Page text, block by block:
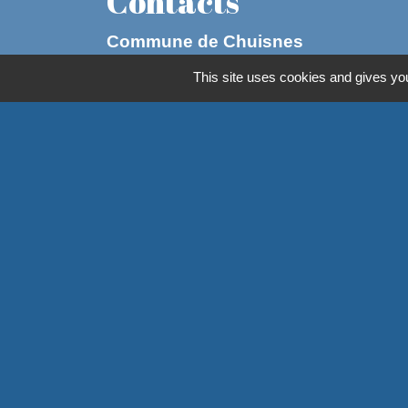
Commune de Chuisnes
1, rue du 19 mars 1962
This site uses cookies and gives